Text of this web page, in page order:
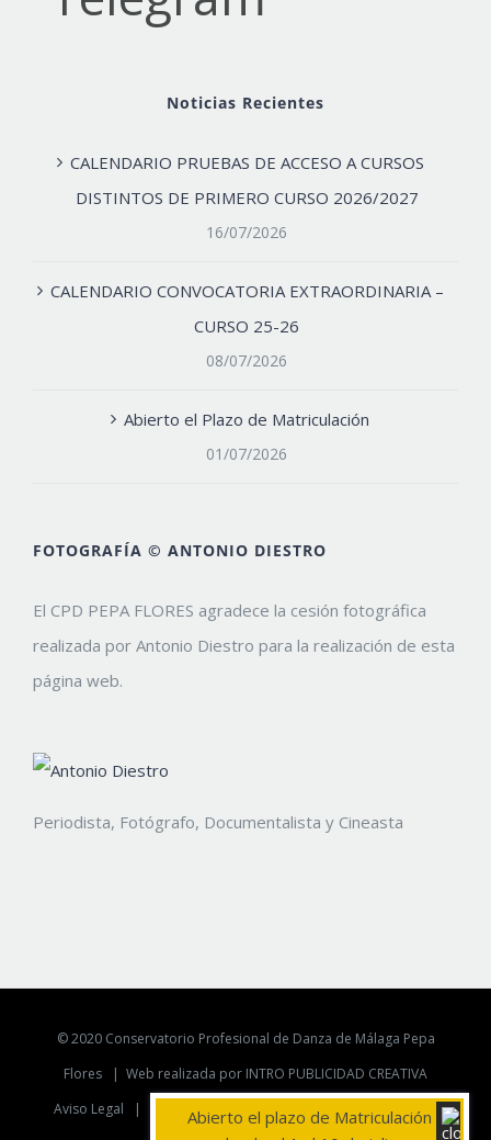
Noticias Recientes
CALENDARIO PRUEBAS DE ACCESO A CURSOS
DISTINTOS DE PRIMERO CURSO 2026/2027
16/07/2026
CALENDARIO CONVOCATORIA EXTRAORDINARIA –
CURSO 25-26
08/07/2026
Abierto el Plazo de Matriculación
01/07/2026
FOTOGRAFÍA © ANTONIO DIESTRO
El CPD PEPA FLORES agradece la cesión fotográfica
realizada por Antonio Diestro para la realización de esta
página web.
Periodista, Fotógrafo, Documentalista y Cineasta
© 2020 Conservatorio Profesional de Danza de Málaga Pepa
Flores | Web realizada por INTRO PUBLICIDAD CREATIVA
Aviso Legal | Politica de Privacidad | Politica de Cookies
Abierto el plazo de Matriculación